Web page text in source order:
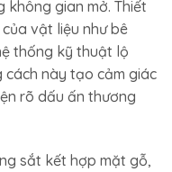
không gian mở. Thiết
vật liệu như bê
thống kỹ thuật lộ
cách này tạo cảm giác
rõ dấu ấn thương
sắt kết hợp mặt gỗ,